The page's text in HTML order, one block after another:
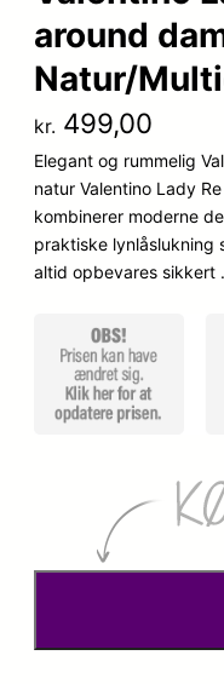
around
Natur/
kr. 499,00
Elegant og rummelig
natur Valentino Lady
kombinerer moderne
praktiske lynlåslukning
altid opbevares sikkert